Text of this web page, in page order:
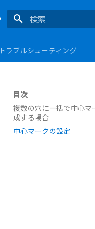
トラブルシューティング
目次
複数の穴に一括で中心マ
成する場合
中心マークの設定